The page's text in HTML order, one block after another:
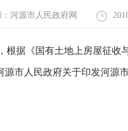
：河源市人民政府网
据《国有土地上房屋征
源市人民政府关于印发河